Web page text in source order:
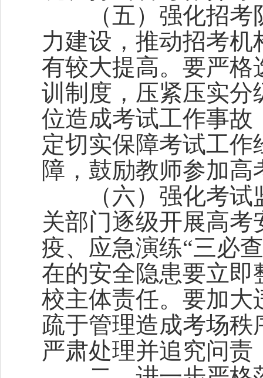
（五）强化招考
力建设，推动招考
有较大提高。要严格
训制度，压紧压实分
位造成考试工作事故
定切实保障考试工
障，鼓励教师参加
（六）强化考试
关部门逐级开展高
疫、应急演练“三必
在的安全隐患要立即
校主体责任。要加大
疏于管理造成考场
严肃处理并追究问